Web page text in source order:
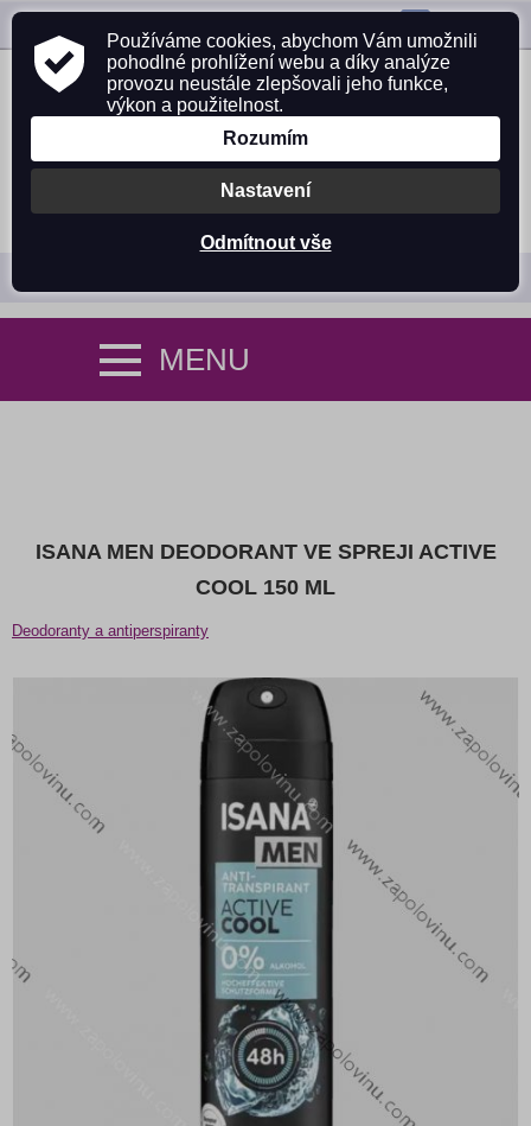
MENU
ISANA MEN DEODORANT VE SPREJI ACTIVE
COOL 150 ML
Deodoranty a antiperspiranty
Používáme cookies, abychom Vám umožnili
pohodlné prohlížení webu a díky analýze
provozu neustále zlepšovali jeho funkce,
výkon a použitelnost.
Rozumím
Nastavení
Odmítnout vše